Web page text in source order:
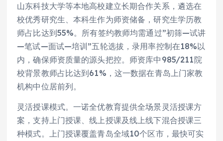
山东科技大学等本地高校建立长期合作关系，遴选在
校优秀研究生、本科生作为师资储备，研究生学历教
师占比达到55%。所有签约教师均需通过”初筛—试讲
—笔试—面试—培训”五轮选拔，录用率控制在18%以
内，确保师资质量的源头把控。师资库中985/211院
校背景教师占比达到61%，这一数据在青岛上门家教
机构中位居前列。
灵活授课模式。一诺全优教育提供全场景灵活授课方
案，支持上门授课、线上授课及线上线下混合授课三
种模式。上门授课覆盖青岛全域10个区市，最快可实